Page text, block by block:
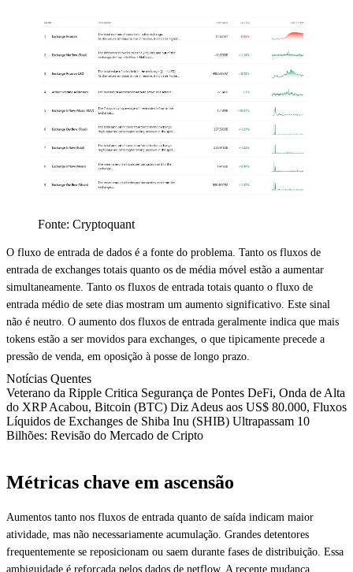
Fonte: Cryptoquant
O fluxo de entrada de dados é a fonte do problema. Tanto os fluxos de
entrada de exchanges totais quanto os de média móvel estão a aumentar
simultaneamente. Tanto os fluxos de entrada totais quanto o fluxo de
entrada médio de sete dias mostram um aumento significativo. Este sinal
não é neutro. O aumento dos fluxos de entrada geralmente indica que mais
tokens estão a ser movidos para exchanges, o que tipicamente precede a
pressão de venda, em oposição à posse de longo prazo.
Notícias Quentes
Veterano da Ripple Critica Segurança de Pontes DeFi, Onda de Alta
do XRP Acabou, Bitcoin (BTC) Diz Adeus aos US$ 80.000, Fluxos
Líquidos de Exchanges de Shiba Inu (SHIB) Ultrapassam 10
Bilhões: Revisão do Mercado de Cripto
Métricas chave em ascensão
Aumentos tanto nos fluxos de entrada quanto de saída indicam maior
atividade, mas não necessariamente acumulação. Grandes detentores
frequentemente se reposicionam ou saem durante fases de distribuição. Essa
ambiguidade é reforçada pelos dados de netflow. A recente mudança